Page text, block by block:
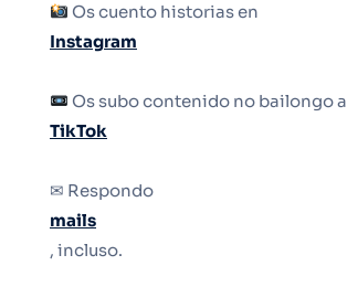
Os cuento historias en
Instagram
Os subo contenido no bailongo a
TikTok
✉ Respondo
mails
, incluso.